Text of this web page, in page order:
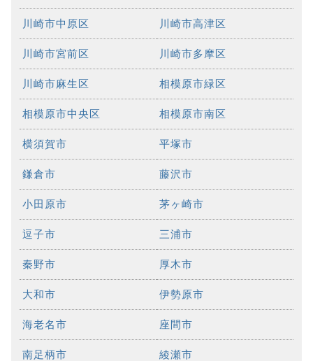
川崎市中原区 川崎市高津区
川崎市宮前区 川崎市多摩区
川崎市麻生区 相模原市緑区
相模原市中央区 相模原市南区
横須賀市 平塚市
鎌倉市 藤沢市
小田原市 茅ヶ崎市
逗子市 三浦市
秦野市 厚木市
大和市 伊勢原市
海老名市 座間市
南足柄市 綾瀬市